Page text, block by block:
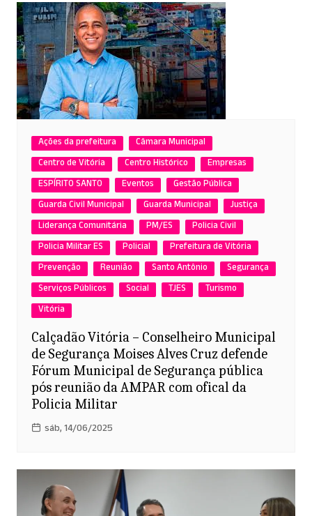
Ações da prefeitura
Câmara Municipal
Centro de Vitória
Centro Histórico
Empresas
ESPÍRITO SANTO
Eventos
Gestão Pública
Guarda Civil Municipal
Guarda Municipal
Justiça
Liderança Comunitária
PM/ES
Policia Civil
Policia Militar ES
Policial
Prefeitura de Vitória
Prevenção
Reunião Santo Antônio
Segurança
Serviços Públicos
Social TJES
Turismo
Vitória
Calçadão Vitória – Conselheiro Municipal
de Segurança Moises Alves Cruz defende
Fórum Municipal de Segurança pública
pós reunião da AMPAR com ofical da
Policia Militar
sáb, 14/06/2025